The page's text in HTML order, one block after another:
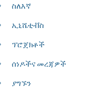
ስለእኛ
ኢኒሼቲቭስ
ፕሮጀክቶች
ሰነዶችና መረጃዎች
ያግኙን